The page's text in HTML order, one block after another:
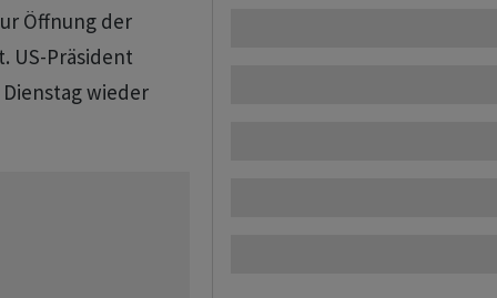
Öffnung der
US-Präsident
wieder